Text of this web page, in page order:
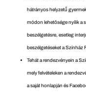
hátrányos helyzetű̋
módon lehetősége nyílik a
beszélgetésre, esetleg
beszélgetéseket a Színház
Tehát a rendezvényein a
mely felvételeken a
a saját honlapján és